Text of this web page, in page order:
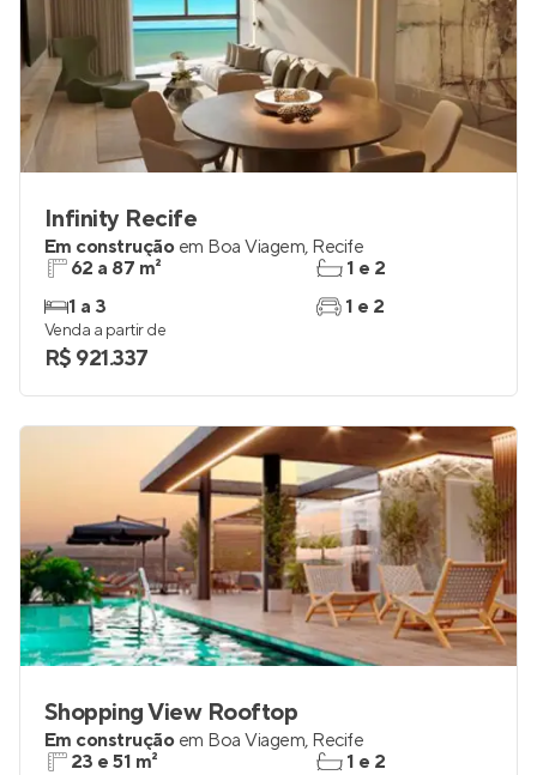
Infinity Recife
Em construção em Boa Viagem, Recife
62 a 87 m²
1 a 3
1 e 2
1 e 2
Venda a partir de
R$ 921.337
Shopping View Rooftop
Em construção em Boa Viagem, Recife
23 e 51 m²
1 e 2